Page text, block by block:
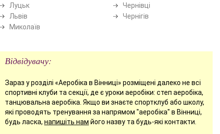
Луцьк
Львів
Миколаїв
Чернівці
Чернігів
Відвідувачу:
Зараз у розділі «Аеробіка в Вінниці» розміщені далеко не всі
спортивні клуби та секції, де є уроки аеробіки: степ аеробіка,
танцювальна аеробіка. Якщо ви знаєте спортклуб або школу,
які проводять тренування за напрямом "аеробіка" в Вінниці,
будь ласка, напишіть нам його назву та будь-які контакти.